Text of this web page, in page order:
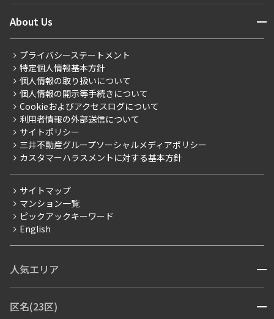
お部屋を再検索
新着募集情報
こだわりから探す
こだわり一覧
プレミアムマンション
新築
当社限定（港区・渋谷区）
当社限定（港区・渋谷区以外）
三井不動産企画
賃料改定
フリーレント
ペット可
ブランドマンション
住まいのコラム
会員ページ
ご入居・提携サービス
お部屋探しからご契約まで
よくあるご質問
社宅紹介
【仲介会社様向け】当社仲介事業部取り扱い物件入居申込
About Us 開閉
会社情報
事業案内
採用情報
ニュースリリース
お問い合わせ
プライバシーステートメント
特定個人情報基本方針
個人情報の取り扱いについて
個人情報の開示等手続きについて
Cookieおよびアクセスログについて
利用者情報の外部送信について
サイトポリシー
三井不動産グループソーシャルメディアポリシー
カスタマーハラスメントに対する基本方針
サイトマップ
マンション一覧
ピックアックキーワード
English
人気エリア 開閉
青山・表参道・原宿
区名(23区) 開閉